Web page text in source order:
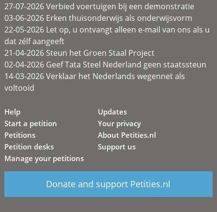
27-07-2026 Verbied voertuigen bij een demonstratie
03-06-2026 Erken thuisonderwijs als onderwijsvorm
22-05-2026 Let op, u ontvangt alleen e-mail van ons als u
dat zélf aangeeft
21-04-2026 Steun het Groen Staal Project
02-04-2026 Geef Tata Steel Nederland geen staatssteun
14-03-2026 Verklaar het Nederlands wegennet als
voltooid
Help
Start a petition
Petitions
Petition desks
Manage your petitions
Updates
Your privacy
About Petities.nl
Support us
Donate and support Petities.nl